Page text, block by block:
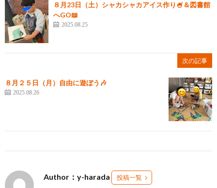
８月23日（土）シャカシャカアイス作り🍧＆図書館
へGO📖
2025.08.25
次の記事
８月２５日（月）自由に遊ぼう🎶
2025.08.26
Author：y-harada 投稿一覧